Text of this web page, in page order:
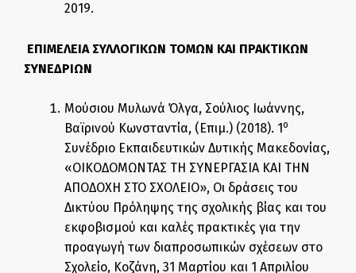
2019.
ΕΠΙΜΕΛΕΙΑ ΣΥΛΛΟΓΙΚΩΝ ΤΟΜΩΝ ΚΑΙ ΠΡΑΚΤΙΚΩΝ
ΣΥΝΕΔΡΙΩΝ
Μούσιου Μυλωνά Όλγα, Σούλιος Ιωάννης,
Βαϊρινού Κωνσταντία, (Επιμ.) (2018). 1 ο
Συνέδριο Εκπαιδευτικών Δυτικής Μακεδονίας,
«ΟΙΚΟΔΟΜΩΝΤΑΣ ΤΗ ΣΥΝΕΡΓΑΣΙΑ ΚΑΙ ΤΗΝ
ΑΠΟΔΟΧΗ ΣΤΟ ΣΧΟΛΕΙΟ», Οι δράσεις του
Δικτύου Πρόληψης της σχολικής βίας και του
εκφοβισμού και καλές πρακτικές για την
προαγωγή των διαπροσωπικών σχέσεων στο
Σχολείο, Κοζάνη, 31 Μαρτίου και 1 Απριλίου